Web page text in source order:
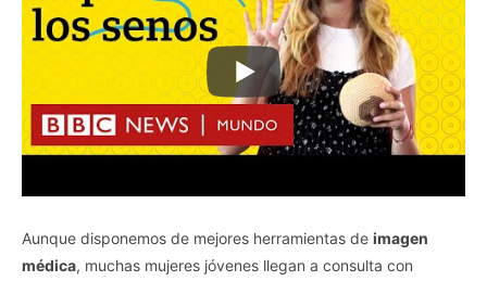
Aunque disponemos de mejores herramientas de imagen
médica, muchas mujeres jóvenes llegan a consulta con